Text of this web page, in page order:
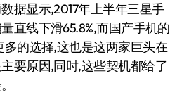
据显示,2017年上半年三星手
直线下滑65.8%,而国产手机的
的选择,这也是这两家巨头在
要原因,同时,这些契机都给了